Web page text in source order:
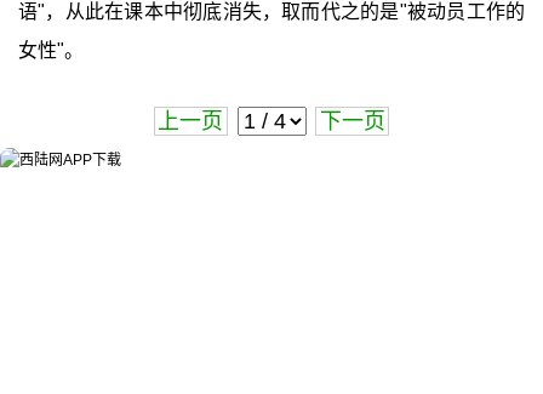
语"，从此在课本中彻底消失，取而代之的是"被动员工作的
女性"。
上一页 下一页